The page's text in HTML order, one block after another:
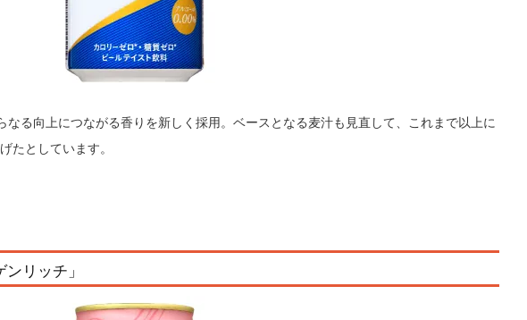
なる向上につながる香りを新しく採用。ベースとなる麦汁も見直して、これまで以上に
たとしています。
リッチ」